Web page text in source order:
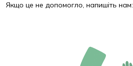
Якщо це не допомогло, напишіть нам: